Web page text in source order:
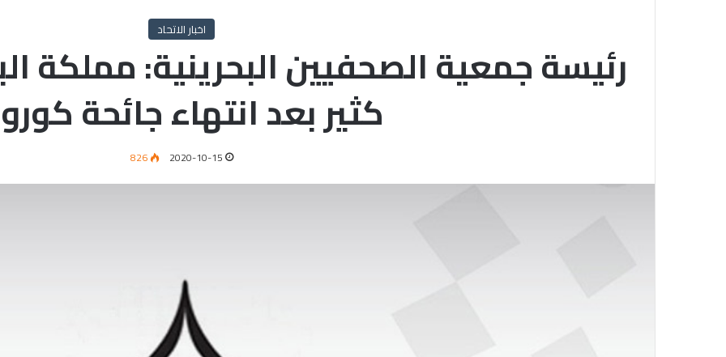
اخبار الاتحاد
رئيسة جمعية الصحفيين البحرينية: مملكة
كثير بعد انتهاء جائحة
2020-10-15
826